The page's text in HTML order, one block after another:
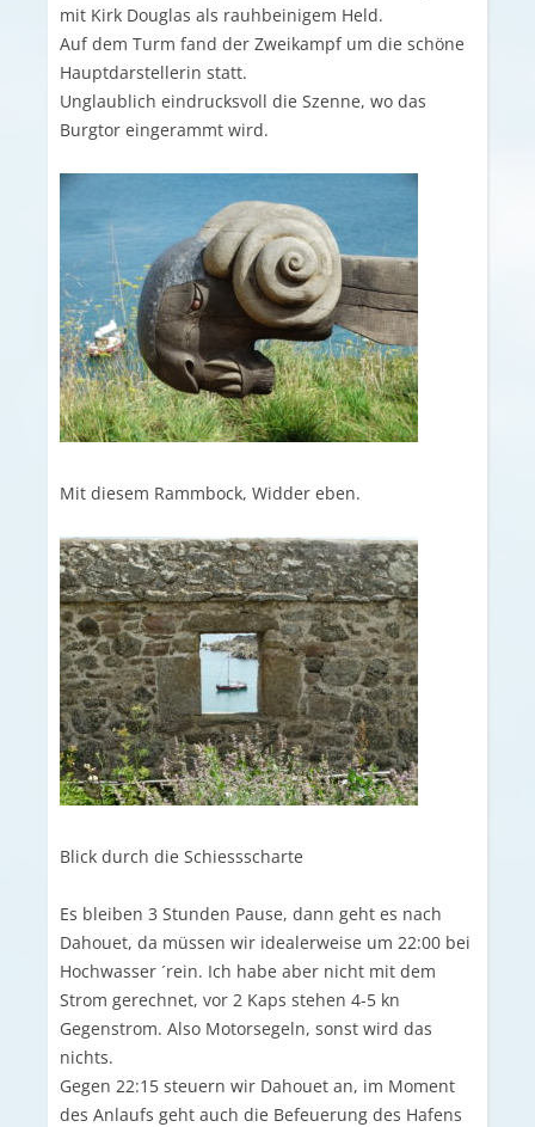
mit Kirk Douglas als rauhbeinigem Held.
Auf dem Turm fand der Zweikampf um die schöne
Hauptdarstellerin statt.
Unglaublich eindrucksvoll die Szenne, wo das
Burgtor eingerammt wird.
Mit diesem Rammbock, Widder eben.
Blick durch die Schiessscharte
Es bleiben 3 Stunden Pause, dann geht es nach
Dahouet, da müssen wir idealerweise um 22:00 bei
Hochwasser ´rein. Ich habe aber nicht mit dem
Strom gerechnet, vor 2 Kaps stehen 4-5 kn
Gegenstrom. Also Motorsegeln, sonst wird das
nichts.
Gegen 22:15 steuern wir Dahouet an, im Moment
des Anlaufs geht auch die Befeuerung des Hafens